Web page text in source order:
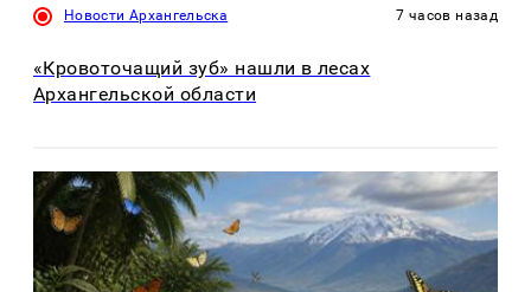
Новости Архангельска 7 часов назад
«Кровоточащий зуб» нашли в лесах
Архангельской области